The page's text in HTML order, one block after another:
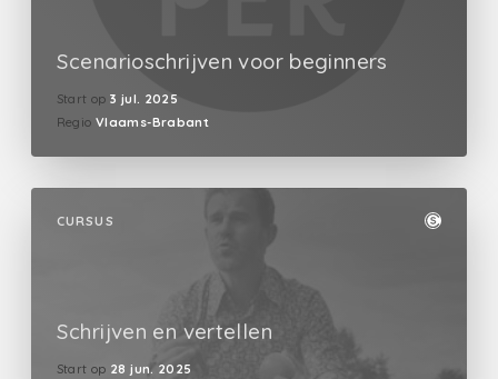
Scenarioschrijven voor beginners
Start op 3 jul. 2025
Regio Vlaams-Brabant
CURSUS
Schrijven en vertellen
Start op 28 jun. 2025